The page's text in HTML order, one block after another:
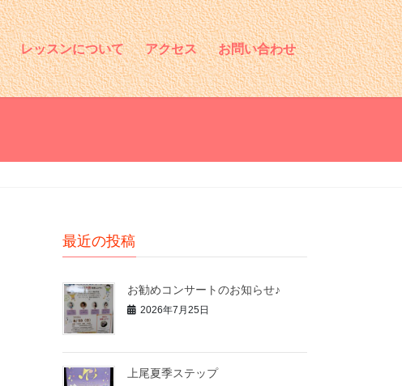
レッスンについて アクセス お問い合わせ
最近の投稿
お勧めコンサートのお知らせ♪
2026年7月25日
上尾夏季ステップ